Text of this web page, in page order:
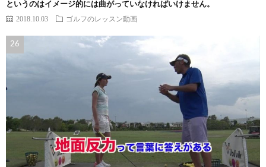
というのはイメージ的には曲がっていなければいけません。
2018.10.03 ゴルフのレッスン動画